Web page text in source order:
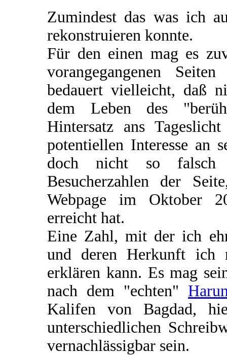
Zumindest das was ich
rekonstruieren konnte.
Für den einen mag es
vorangegangenen
bedauert vielleicht, daß
dem Leben des
Hintersatz ans
potentiellen Interesse an
doch nicht so falsch
Besucherzahlen der
Webpage im Oktober
erreicht hat.
Eine Zahl, mit der ich
und deren Herkunft
erklären kann. Es mag
nach dem "echten"
Kalifen von Bagdad,
unterschiedlichen
vernachlässigbar sein.